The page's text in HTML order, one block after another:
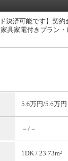
決済可能です】契約
具家電付きプラン・
5.6万円/5.6万円
－/－
1DK / 23.73m²